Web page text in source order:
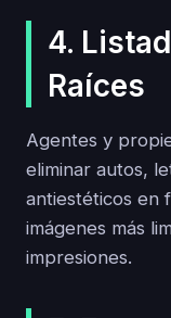
4.
Raíces
Agentes y
eliminar autos,
antiestéticos en
imágenes más
impresiones.